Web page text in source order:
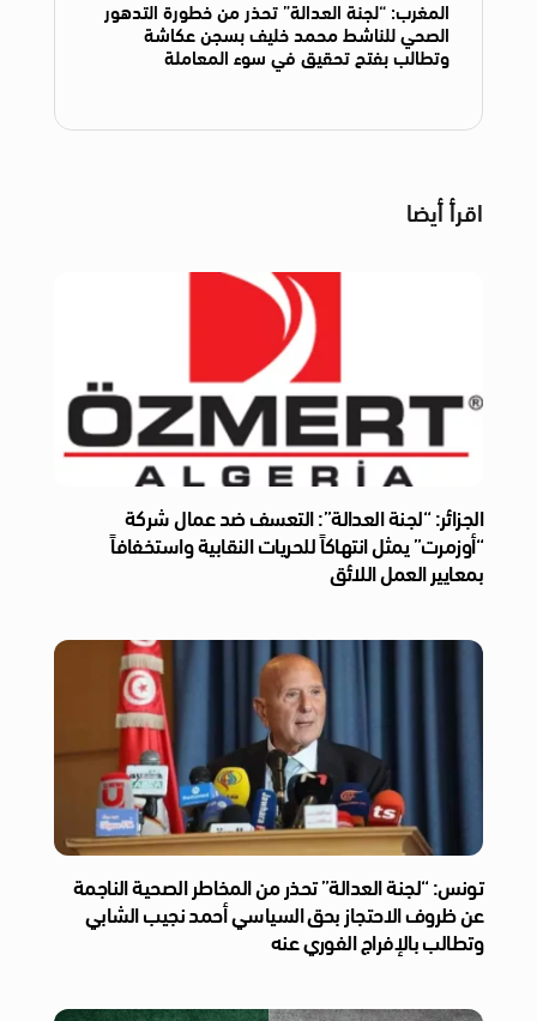
المغرب: “لجنة العدالة” تحذر من خطورة التدهور
الصحي للناشط محمد خليف بسجن عكاشة
وتطالب بفتح تحقيق في سوء المعاملة
اقرأ أيضا
الجزائر: “لجنة العدالة”: التعسف ضد عمال شركة
“أوزمرت” يمثل انتهاكاً للحريات النقابية واستخفافاً
بمعايير العمل اللائق
تونس: “لجنة العدالة” تحذر من المخاطر الصحية الناجمة
عن ظروف الاحتجاز بحق السياسي أحمد نجيب الشابي
وتطالب بالإفراج الفوري عنه